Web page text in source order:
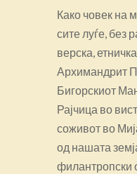
Како човек на
сите луѓе, без
верска,
Архимандрит
Бигорскиот
Рајчица во
соживот во
од нашата
филантропски